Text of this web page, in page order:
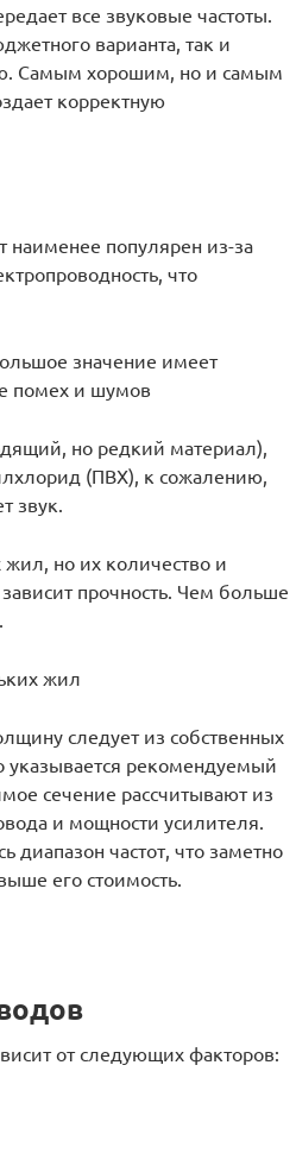
все звуковые частоты.
варианта, так и
Самым хорошим, но и самым
корректную
наименее популярен из-за
что
значение имеет
помех и шумов
но редкий материал),
(ПВХ), к сожалению,
звук.
но их количество и
прочность. Чем больше
жил
следует из собственных
указывается рекомендуемый
сечение рассчитывают из
и мощности усилителя.
диапазон частот, что заметно
его стоимость.
от следующих факторов: